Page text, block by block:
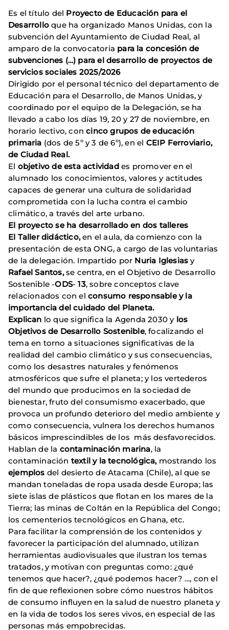
Es el título del Proyecto de Educación para el
Desarrollo que ha organizado Manos Unidas, con la
subvención del Ayuntamiento de Ciudad Real, al
amparo de la convocatoria para la concesión de
subvenciones (…) para el desarrollo de proyectos de
servicios sociales 2025/2026
Dirigido por el personal técnico del departamento de
Educación para el Desarrollo, de Manos Unidas, y
coordinado por el equipo de la Delegación, se ha
llevado a cabo los días 19, 20 y 27 de noviembre, en
horario lectivo, concinco grupos de educación
primaria (dos de 5º y 3 de 6º), en el CEIP Ferroviario,
de Ciudad Real.
El objetivo de esta actividades promover en el
alumnado los conocimientos, valores y actitudes
capaces de generar una cultura de solidaridad
comprometida con la lucha contra el cambio
climático, a través del arte urbano.
El proyecto se ha desarrollado en dos talleres
El Taller didáctico,en el aula, da comienzo con la
presentación de esta ONG, a cargo de las voluntarias
de la delegación. Impartido por Nuria Iglesias y
Rafael Santos,se centra, en el Objetivo de Desarrollo
Sostenible -ODS- 13, sobre conceptos clave
relacionados con el consumo responsable y la
importancia del cuidado del Planeta.
Explican lo que significa la Agenda 2030 y los
Objetivos de Desarrollo Sostenible, focalizando el
tema en torno a situaciones significativas de la
realidad del cambio climático y sus consecuencias,
como los desastres naturales y fenómenos
atmosféricos que sufre el planeta; y los vertederos
del mundo que producimos en la sociedad de
bienestar, fruto del consumismo exacerbado, que
provoca un profundo deterioro del medio ambiente y
como consecuencia, vulnera los derechos humanos
básicos imprescindibles de los más desfavorecidos.
Hablan de la contaminación marina, la
contaminación textil y la tecnológica, mostrando los
ejemplos del desierto de Atacama (Chile), al que se
mandan toneladas de ropa usada desde Europa; las
siete islas de plásticos que flotan en los mares de la
Tierra; las minas de Coltán en la República del Congo;
los cementerios tecnológicos en Ghana, etc.
Para facilitar la comprensión de los contenidos y
favorecer la participación del alumnado, utilizan
herramientas audiovisuales que ilustran los temas
tratados, y motivan con preguntas como: ¿qué
tenemos que hacer?, ¿qué podemos hacer? …, con el
fin de que reflexionen sobre cómo nuestros hábitos
de consumo influyen en la salud de nuestro planeta y
en la vida de todos los seres vivos, en especial de las
personas más empobrecidas.